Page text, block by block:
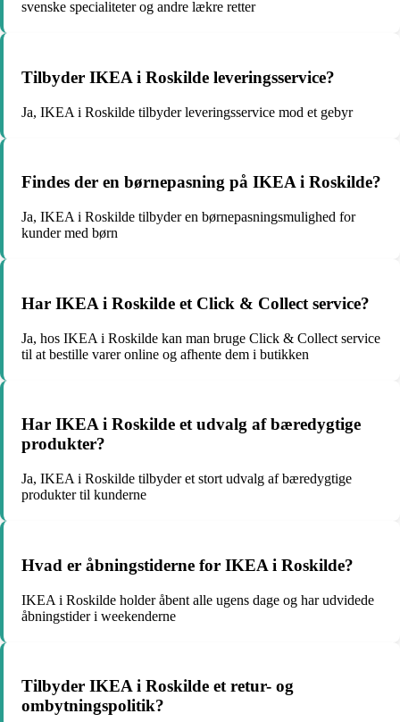
svenske specialiteter og andre lækre retter
Tilbyder IKEA i Roskilde leveringsservice?
Ja, IKEA i Roskilde tilbyder leveringsservice mod et gebyr
Findes der en børnepasning på IKEA i Roskilde?
Ja, IKEA i Roskilde tilbyder en børnepasningsmulighed for
kunder med børn
Har IKEA i Roskilde et Click & Collect service?
Ja, hos IKEA i Roskilde kan man bruge Click & Collect service
til at bestille varer online og afhente dem i butikken
Har IKEA i Roskilde et udvalg af bæredygtige
produkter?
Ja, IKEA i Roskilde tilbyder et stort udvalg af bæredygtige
produkter til kunderne
Hvad er åbningstiderne for IKEA i Roskilde?
IKEA i Roskilde holder åbent alle ugens dage og har udvidede
åbningstider i weekenderne
Tilbyder IKEA i Roskilde et retur- og
ombytningspolitik?